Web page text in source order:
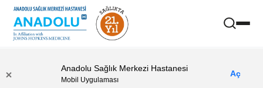
Anadolu Sağlık Merkezi Hastanesi
Mobil Uygulaması
Aç